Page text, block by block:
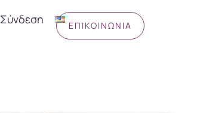
Σύνδεση ΕΠΙΚΟΙΝΩΝΊΑ